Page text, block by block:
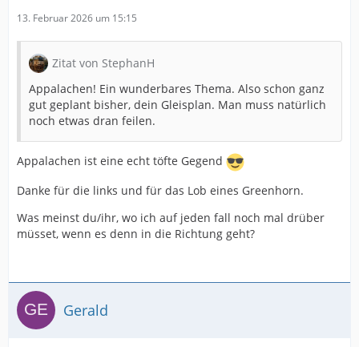
13. Februar 2026 um 15:15
Zitat von StephanH
Appalachen! Ein wunderbares Thema. Also schon ganz
gut geplant bisher, dein Gleisplan. Man muss natürlich
noch etwas dran feilen.
Appalachen ist eine echt töfte Gegend
Danke für die links und für das Lob eines Greenhorn.
Was meinst du/ihr, wo ich auf jeden fall noch mal drüber
müsset, wenn es denn in die Richtung geht?
Gerald